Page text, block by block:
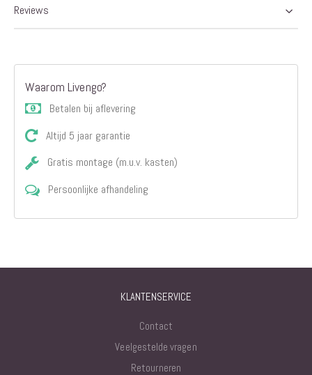
Reviews
Waarom Livengo?
Betalen bij aflevering
Altijd 5 jaar garantie
Gratis montage (m.u.v. kasten)
Persoonlijke afhandeling
KLANTENSERVICE
Contact
Veelgestelde vragen
Retourneren